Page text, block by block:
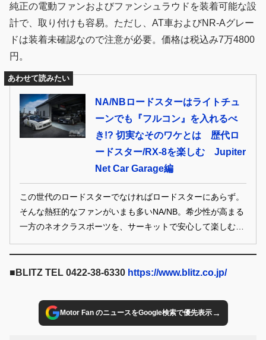
純正の電動ファンおよびファンシュラウドを装着可能な設
計で、取り付けも容易。ただし、AT車およびNR-Aグレー
ドは装着未確認なので注意が必要。価格は税込み7万4800
円。
あわせて読みたい
NA/NBロードスターはライトチュ
ーンでも『フルコン』を入れるべ
き!? 切実なそのワケとは 歴代ロ
ードスター/RX-8を楽しむ Jupiter
Net Car Garage編
この世代のロードスターでなければロードスターにあらず。
そんな熱狂的なファンがいまも多いNA/NB。希少性が高まる
一方のネオクラスポーツを、サーキットで安心して楽しむた
ヒデヒロ Text/勝森勇夫 本記事はレブスピード2025年1月号
からの抜粋です。
■BLITZ TEL 0422-38-6330 https://www.blitz.co.jp/
Motor Fan のニュースをGoogle検索で優先表示→